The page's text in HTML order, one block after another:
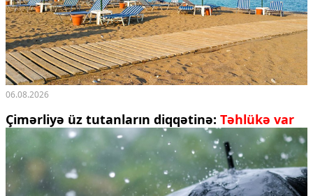
Missiyamız
06.08.2026
Çimərliyə üz tutanların diqqətinə: Təhlükə var